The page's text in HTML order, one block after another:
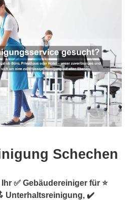
Schechen
✅ Gebäudereiniger für ⭐
Unterhaltsreinigung, ✔️